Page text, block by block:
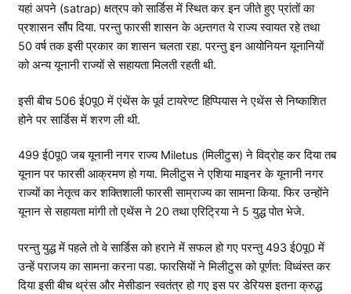
यहां अपने (satrap) क्षत्रप को सार्डिस में स्थित कर इन जीते हुए प्रांतों का
प्रशासन सौंप दिया. परन्तु फारसी शासन के अन्र्तगत ये राज्य स्वायत रहे तथा
50 वर्ष तक इसी प्रकार का शासन चलता रहा. परन्तु इन आयोनियन यूनानियों
को अन्य यूनानी राज्यों से सहायता मिलती रहती थी.
इसी बीच 506 ई0पू0 में एंथेंस के पूर्व टायरेण्ट हिप्पियास ने एथेंस से निष्काशित
होने पर सार्डिस में शरण ली थी.
499 ई0पू0 जब यूनानी नगर राज्य Miletus (मिलीटुस) ने विद्रोह कर दिया तब
यूनान पर फारसी आक्रमण हो गया. मिलीटुस ने एशिया माइनर के यूनानी नगर
राज्यों का नेतृत्व कर शक्तिशाली फारसी साम्राज्य का सामना किया. फिर उन्होंने
यूनान से सहायता मांगी तो एथेंस ने 20 तथा एरिट्रिया ने 5 युद्ध पोत भेजे.
परन्तु युद्ध में पहले तो वे सार्डिस को हराने में सफल हो गए परन्तु 493 ई0पू0 में
उन्हें पराजय का सामना करना पडा. फारसियों ने मिलीटुस को पूर्णत: विध्वंस्त कर
दिया इसी बीच थ्रंस और मेसीडान स्वतंत्र हो गए इस पर डेरियस इतना क्रुद्ध